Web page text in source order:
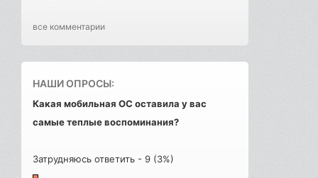
все комментарии
НАШИ ОПРОСЫ:
Какая мобильная ОС оставила у вас
самые теплые воспоминания?
Затрудняюсь ответить - 9 (3%)